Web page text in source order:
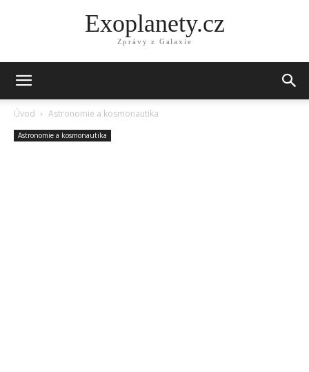
Exoplanety.cz
Zprávy z Galaxie
Úvod Astronomie a kosmonautika
Astronomie a kosmonautika